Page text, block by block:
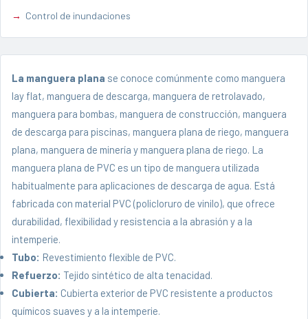
Control de inundaciones
La manguera plana se conoce comúnmente como manguera
lay flat, manguera de descarga, manguera de retrolavado,
manguera para bombas, manguera de construcción, manguera
de descarga para piscinas, manguera plana de riego, manguera
plana, manguera de minería y manguera plana de riego. La
manguera plana de PVC es un tipo de manguera utilizada
habitualmente para aplicaciones de descarga de agua. Está
fabricada con material PVC (policloruro de vinilo), que ofrece
durabilidad, flexibilidad y resistencia a la abrasión y a la
intemperie.
Tubo: Revestimiento flexible de PVC.
Refuerzo: Tejido sintético de alta tenacidad.
Cubierta: Cubierta exterior de PVC resistente a productos
químicos suaves y a la intemperie.